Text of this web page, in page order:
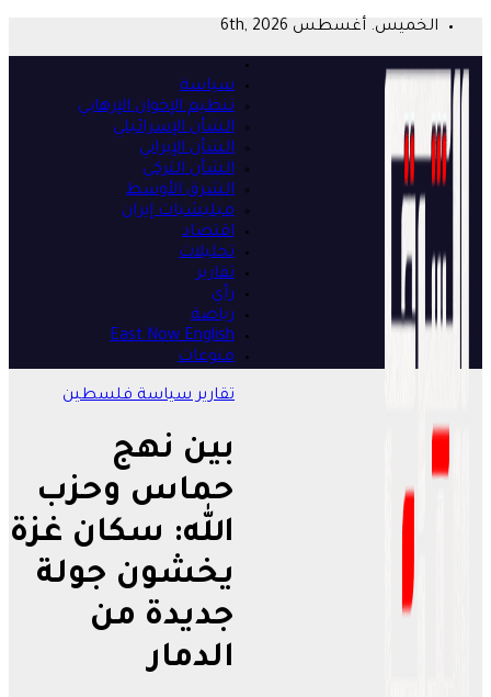
content
الخميس. أغسطس 6th, 2026
سياسة
تنظيم الإخوان الإرهابي
الشأن الإسرائيلي
الشأن الإيراني
الشأن التركي
الشرق الأوسط
ميليشيات إيران
اقتصاد
تحليلات
تقارير
رأي
رياضة
East Now English
منوعات
تقاريرسياسةفلسطين
بين نهج
حماس وحزب
الله: سكان غزة
يخشون جولة
جديدة من
الدمار